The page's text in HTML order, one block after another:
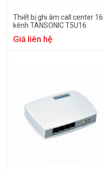
Thiết bị ghi âm call center 16
kênh TANSONIC T5U16
Giá liên hệ